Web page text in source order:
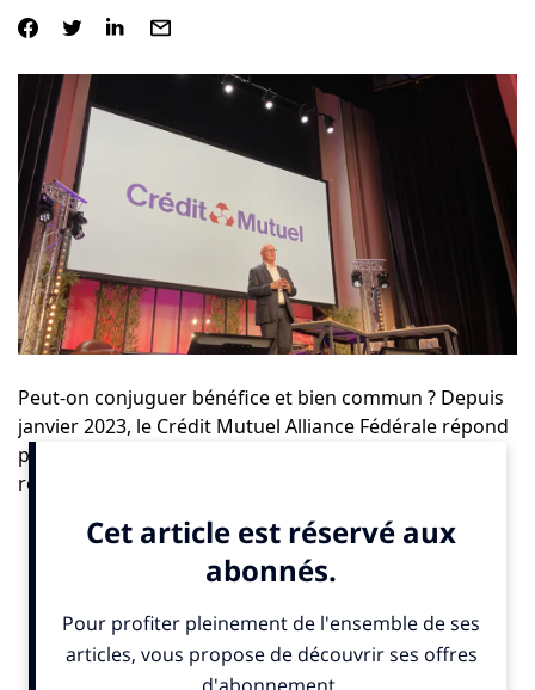
Peut-on conjuguer bénéfice et bien commun ? Depuis
janvier 2023, le Crédit Mutuel Alliance Fédérale répond
par l’affirmative, en versant chaque année 15 % de ses
résultats à des actions d’intérêt général. Baptisée
stratégie d’entreprise à mission adoptée par le groupe
en 2020, et vise à renforcer son impact social et
performances économiques.
En 2023, ce dividende a permis de mobiliser 439